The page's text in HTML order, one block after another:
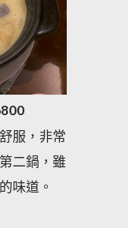
服，非常
二鍋，雖
味道。